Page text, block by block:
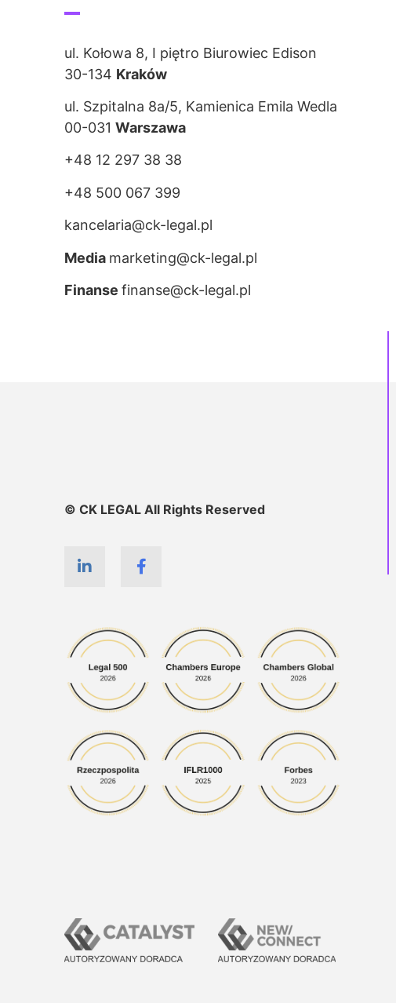
ul. Kołowa 8, I piętro Biurowiec Edison
30-134 Kraków
ul. Szpitalna 8a/5, Kamienica Emila Wedla
00-031 Warszawa
+48 12 297 38 38
+48 500 067 399
kancelaria@ck-legal.pl
Media marketing@ck-legal.pl
Finanse finanse@ck-legal.pl
© CK LEGAL All Rights Reserved